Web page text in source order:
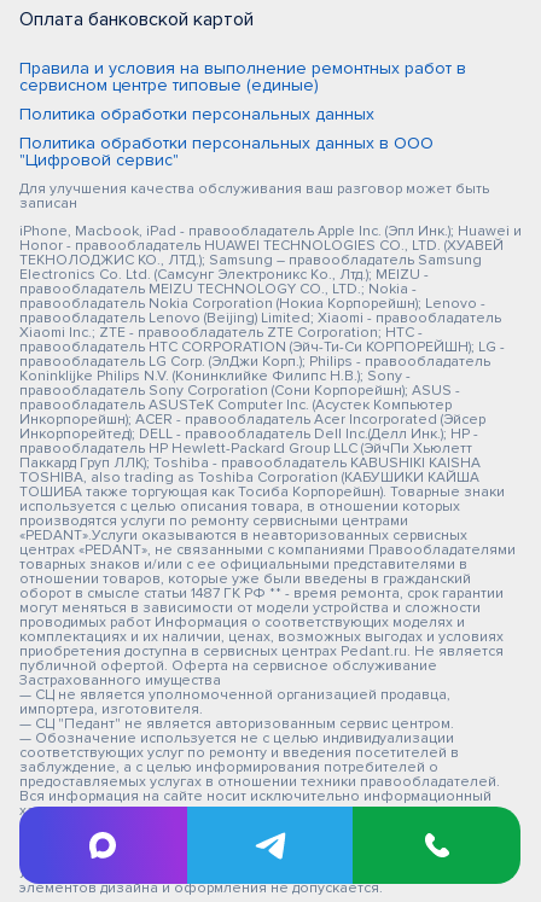
Оплата банковской картой
Правила и условия на выполнение ремонтных работ в
сервисном центре типовые (единые)
Политика обработки персональных данных
Политика обработки персональных данных в ООО
"Цифровой сервис"
Для улучшения качества обслуживания ваш разговор может быть
записан
iPhone, Macbook, iPad - правообладатель Apple Inc. (Эпл Инк.); Huawei и
Honor - правообладатель HUAWEI TECHNOLOGIES CO., LTD. (ХУАВЕЙ
ТЕКНОЛОДЖИС КО., ЛТД.); Samsung – правообладатель Samsung
Electronics Co. Ltd. (Самсунг Электроникс Ко., Лтд.); MEIZU -
правообладатель MEIZU TECHNOLOGY CO., LTD.; Nokia -
правообладатель Nokia Corporation (Нокиа Корпорейшн); Lenovo -
правообладатель Lenovo (Beijing) Limited; Xiaomi - правообладатель
Xiaomi Inc.; ZTE - правообладатель ZTE Corporation; HTC -
правообладатель HTC CORPORATION (Эйч-Ти-Си КОРПОРЕЙШН); LG -
правообладатель LG Corp. (ЭлДжи Корп.); Philips - правообладатель
Koninklijke Philips N.V. (Конинклийке Филипс Н.В.); Sony -
правообладатель Sony Corporation (Сони Корпорейшн); ASUS -
правообладатель ASUSTeK Computer Inc. (Асустек Компьютер
Инкорпорейшн); ACER - правообладатель Acer Incorporated (Эйсер
Инкорпорейтед); DELL - правообладатель Dell Inc.(Делл Инк.); HP -
правообладатель HP Hewlett-Packard Group LLC (ЭйчПи Хьюлетт
Паккард Груп ЛЛК); Toshiba - правообладатель KABUSHIKI KAISHA
TOSHIBA, also trading as Toshiba Corporation (КАБУШИКИ КАЙША
ТОШИБА также торгующая как Тосиба Корпорейшн). Товарные знаки
используется с целью описания товара, в отношении которых
производятся услуги по ремонту сервисными центрами
«PEDANT».Услуги оказываются в неавторизованных сервисных
центрах «PEDANT», не связанными с компаниями Правообладателями
товарных знаков и/или с ее официальными представителями в
отношении товаров, которые уже были введены в гражданский
оборот в смысле статьи 1487 ГК РФ ** - время ремонта, срок гарантии
могут меняться в зависимости от модели устройства и сложности
проводимых работ Информация о соответствующих моделях и
комплектациях и их наличии, ценах, возможных выгодах и условиях
приобретения доступна в сервисных центрах Pedant.ru. Не является
публичной офертой. Оферта на сервисное обслуживание
Застрахованного имущества
— СЦ не является уполномоченной организацией продавца,
импортера, изготовителя.
— СЦ "Педант" не является авторизованным сервис центром.
— Обозначение используется не с целью индивидуализации
соответствующих услуг по ремонту и введения посетителей в
заблуждение, а с целью информирования потребителей о
предоставляемых услугах в отношении техники правообладателей.
Вся информация на сайте носит исключительно информационный
характер.
© 2026 pedant-spb.ru
Любое использование либо копирование материалов сайта,
элементов дизайна и оформления не допускается.